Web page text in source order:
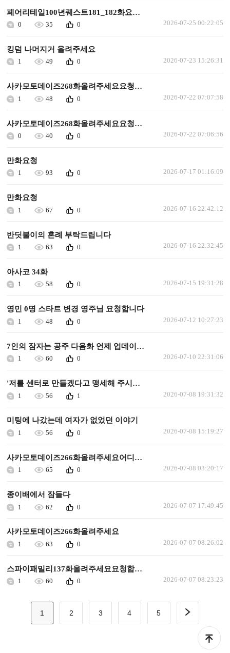
페어리테일100년퀘스트181_182화요청합니다
0 35 0 2026-07-25 00:22:05
킹덤 나머지거 올려주세요
1 49 0 2026-07-23 15:26:31
사카모토데이즈268화올려주세요요청합니다
1 48 0 2026-07-22 07:07:58
사카모토데이즈268화올려주세요요청합니다
0 40 0 2026-07-22 07:06:56
만화요청
1 93 0 2026-07-17 01:16:09
만화요청
1 67 0 2026-07-16 22:42:12
반딧불이의 혼례 부탁드립니다
1 63 0 2026-07-16 22:32:45
아사코 34화
1 58 0 2026-07-15 19:31:28
영민 0명 스타트 변경 영주님 요청합니다
1 48 0 2026-07-12 10:27:23
7인의 잠자는 공주 다음화 언제 업데이트되나요.
1 60 0 2026-07-10 22:31:06
'저를 센터로 만들겠다고 맹세해 주시겠어요?' 다음화 업데이트 해주세요.
1 56 1 2026-07-08 19:31:32
미팅에 나갔는데 여자가 없었던 이야기
1 56 0 2026-07-08 15:19:27
사카모토데이즈266화올려주세요어디에올려져있나요
1 65 0 2026-07-08 03:20:17
종이배에서 잠들다
1 62 0 2026-07-07 17:49:45
사카모토데이즈266화올려주세요
1 63 0 2026-07-07 08:26:02
스파이패밀리137화올려주세요요청합니다
1 60 0 2026-07-07 08:23:23
1 2 3 4 5